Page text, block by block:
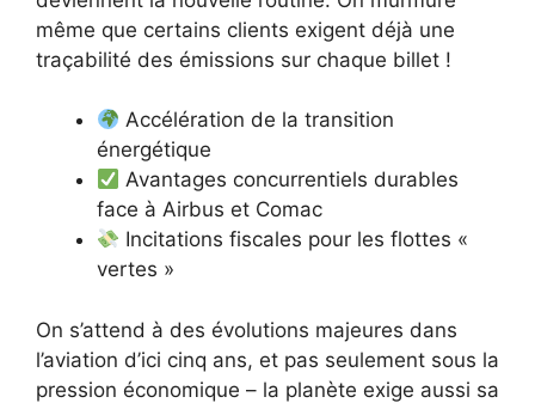
même que certains clients exigent déjà une
traçabilité des émissions sur chaque billet !
Accélération de la transition
énergétique
Avantages concurrentiels durables
face à Airbus et Comac
Incitations fiscales pour les flottes «
vertes »
On s’attend à des évolutions majeures dans
l’aviation d’ici cinq ans, et pas seulement sous la
pression économique – la planète exige aussi sa